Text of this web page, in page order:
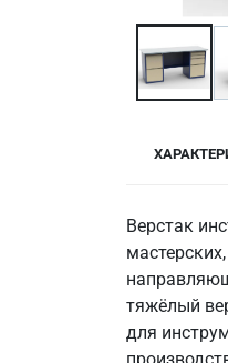
Верстак
тяжёлый
для